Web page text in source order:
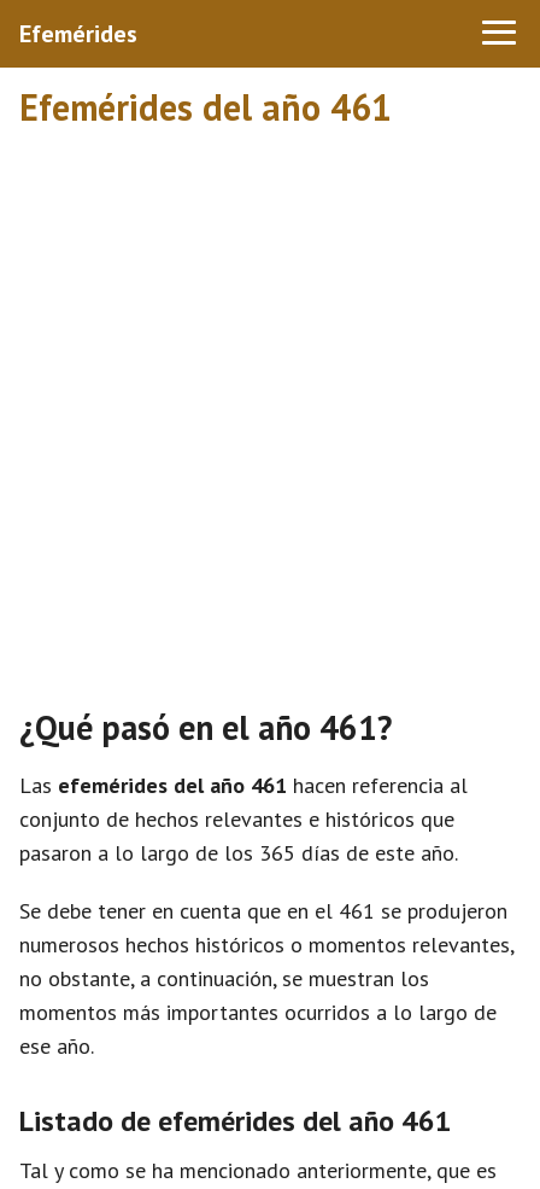
Efemérides
Efemérides del año 461
¿Qué pasó en el año 461?
Las efemérides del año 461 hacen referencia al
conjunto de hechos relevantes e históricos que
pasaron a lo largo de los 365 días de este año.
Se debe tener en cuenta que en el 461 se produjeron
numerosos hechos históricos o momentos relevantes,
no obstante, a continuación, se muestran los
momentos más importantes ocurridos a lo largo de
ese año.
Listado de efemérides del año 461
Tal y como se ha mencionado anteriormente, que es